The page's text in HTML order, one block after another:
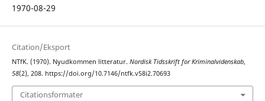
1970-08-29
Citation/Eksport
NTfK. (1970). Nyudkommen litteratur. Nordisk Tidsskrift for Kriminalvidenskab,
58(2), 208. https://doi.org/10.7146/ntfk.v58i2.70693
Citationsformater